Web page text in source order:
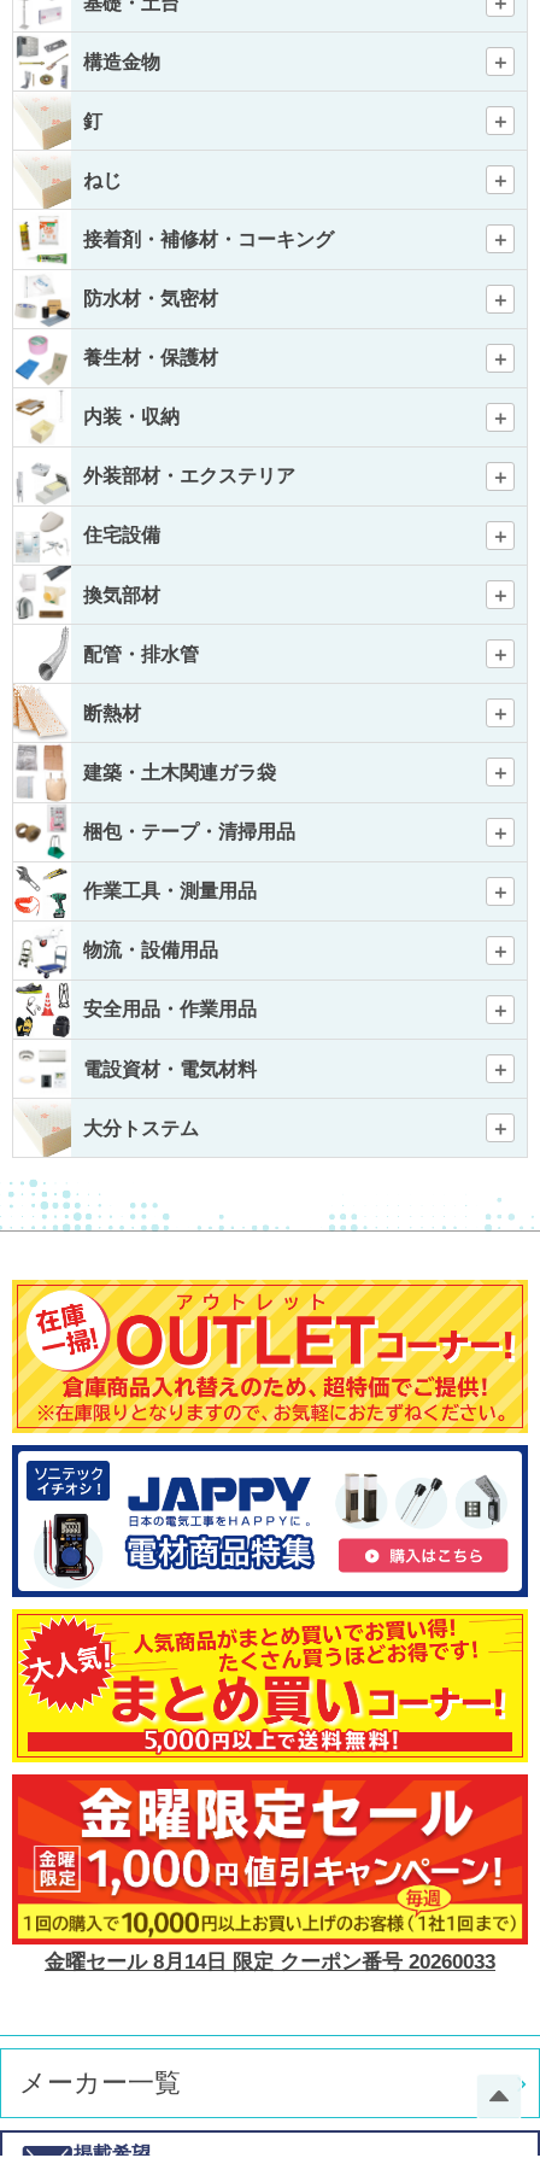
構造金物
釘
ねじ
接着剤・補修材・コーキング
防水材・気密材
養生材・保護材
内装・収納
外装部材・エクステリア
住宅設備
換気部材
配管・排水管
断熱材
建築・土木関連ガラ袋
梱包・テープ・清掃用品
作業工具・測量用品
物流・設備用品
安全用品・作業用品
電設資材・電気材料
大分トステム
金曜セール 8月14日 限定 クーポン番号 20260033
メーカー一覧
掲載希望